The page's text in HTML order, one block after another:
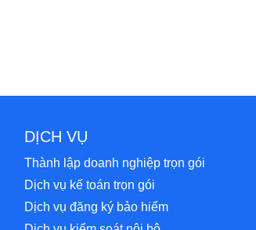
DỊCH VỤ
Thành lập doanh nghiệp trọn gói
Dịch vụ kế toán trọn gói
Dịch vụ đăng ký bảo hiểm